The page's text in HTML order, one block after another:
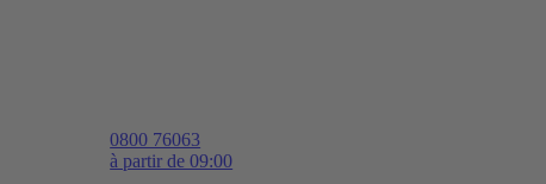
0800 76063
à partir de 09:00